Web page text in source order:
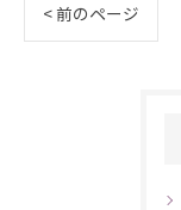
< 前のページ